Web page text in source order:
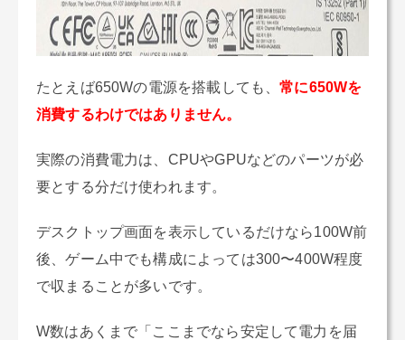
たとえば650Wの電源を搭載しても、常に650Wを
消費するわけではありません。
実際の消費電力は、CPUやGPUなどのパーツが必
要とする分だけ使われます。
デスクトップ画面を表示しているだけなら100W前
後、ゲーム中でも構成によっては300〜400W程度
で収まることが多いです。
W数はあくまで「ここまでなら安定して電力を届